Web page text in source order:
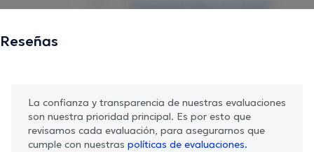
Reseñas
La confianza y transparencia de nuestras evaluaciones
son nuestra prioridad principal. Es por esto que
revisamos cada evaluación, para asegurarnos que
cumple con nuestras políticas de evaluaciones.